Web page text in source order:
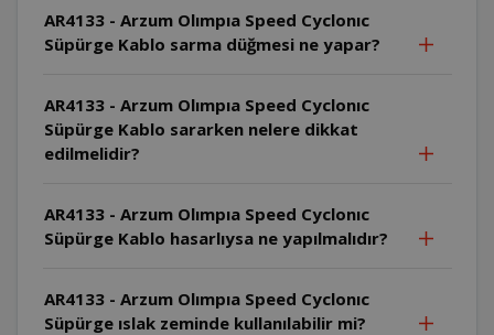
AR4133 - Arzum Olımpıa Speed Cyclonıc
Süpürge Kablo sarma düğmesi ne yapar?
AR4133 - Arzum Olımpıa Speed Cyclonıc
Süpürge Kablo sararken nelere dikkat
edilmelidir?
AR4133 - Arzum Olımpıa Speed Cyclonıc
Süpürge Kablo hasarlıysa ne yapılmalıdır?
AR4133 - Arzum Olımpıa Speed Cyclonıc
Süpürge ıslak zeminde kullanılabilir mi?